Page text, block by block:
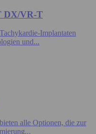
DX/VR-T
Implantaten
und...
alle Optionen, die zur